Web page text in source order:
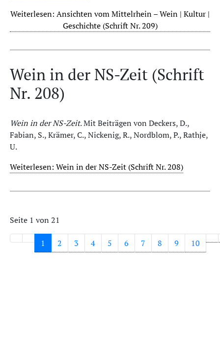
Weiterlesen: Ansichten vom Mittelrhein – Wein | Kultur |
Geschichte (Schrift Nr. 209)
Wein in der NS-Zeit (Schrift
Nr. 208)
Wein in der NS-Zeit. Mit Beiträgen von Deckers, D.,
Fabian, S., Krämer, C., Nickenig, R., Nordblom, P., Rathje,
U.
Weiterlesen: Wein in der NS-Zeit (Schrift Nr. 208)
Seite 1 von 21
1 2 3 4 5 6 7 8 9 10